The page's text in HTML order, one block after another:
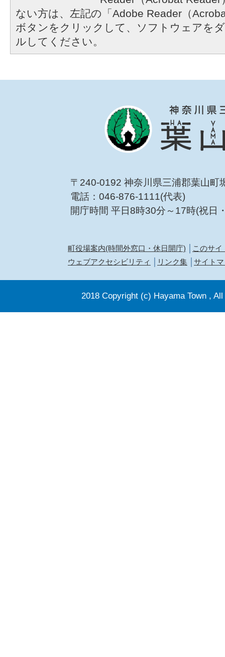
ない方は、左記の「Adobe Reader（
ボタンをクリックして、ソフトウェアを
ルしてください。
〒240-0192 神奈川県三浦郡葉山町
電話：046-876-1111(代表)
開庁時間 平日8時30分～17時(祝日
町役場案内(時間外窓口・休日開庁)
このサイ
ウェブアクセシビリティ
リンク集 サイト
2018 Copyright (c) Hayama Town ,